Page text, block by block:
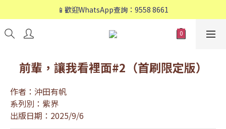
📱歡迎WhatsApp查詢：9558 8661
📱歡迎WhatsApp查詢：9558 8661
❤️會員專享：🛍購物滿💰HK$800，🚚免運費❤️
前輩，讓我看裡面#2（首刷限定版）
作者：沖田有帆
系列別：紫界
出版日期：2025/9/6